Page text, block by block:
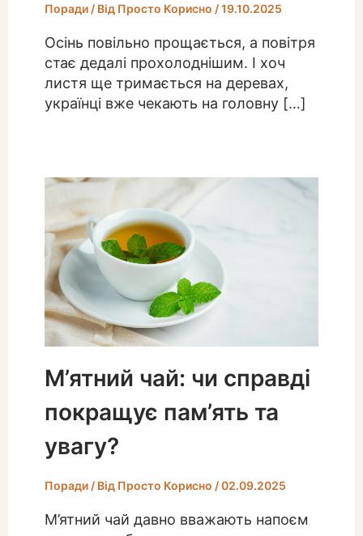
Поради/ Від Просто Корисно /19.10.2025
Осінь повільно прощається, а повітря
стає дедалі прохолоднішим. І хоч
листя ще тримається на деревах,
українці вже чекають на головну […]
М’ятний чай: чи справді
покращує пам’ять та
увагу?
Поради/ Від Просто Корисно /02.09.2025
М’ятний чай давно вважають напоєм